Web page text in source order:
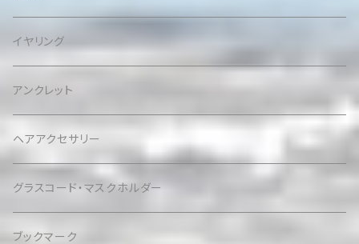
イヤリング
アンクレット
ヘアアクセサリー
グラスコード・マスクホルダー
ブックマーク